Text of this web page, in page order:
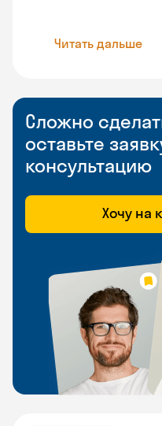
Читать дальше
Сложно
оставьте
консультацию
Хочу на